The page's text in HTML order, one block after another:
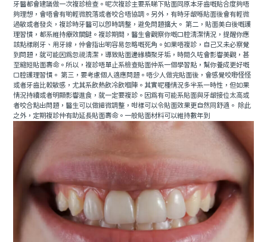
牙醫都會建議做一次複診檢查。呢次複診主要系睇下貼面同原本牙齒嘅貼合度夠唔
夠理想，會唔會有啲輕微脫落或者咬合唔協調。另外，有時牙龈喺貼面後會有輕微
過敏或者發炎，複診時牙醫可以即時調整，避免問題擴大。 第二，貼面美白後嘅護
理習慣，都系維持療效關鍵。複診期間，醫生會觀察你嘅口腔清潔情況，提醒你應
該點樣刷牙、用牙線，仲會指出啲容易忽略嘅死角。如果唔複診，自己又未必察覺
到問題，就可能因爲忽視清潔，導致貼面邊緣積聚牙垢，時間久咗會影響美觀，甚
至縮短貼面壽命。所以，複診唔單止系檢查貼面仲系一個學習點，幫你養成更好嘅
口腔護理習慣。 第三，要考慮個人適應問題。唔少人做完貼面後，會感覺咬嘢怪怪
或者牙齒比較敏感，尤其系飲熱飲冷飲嗰陣。其實呢種情況多半系一時性，但如果
情況持續或者明顯影響進食，就一定要複診。因爲有可能系貼面與牙龈接位太高或
者咬合點出問題，醫生可以做細微調整，咁樣可以令貼面效果更自然同舒適。 除此
之外，定期複診仲有助延長貼面壽命。一般貼面材料可以維持數年到